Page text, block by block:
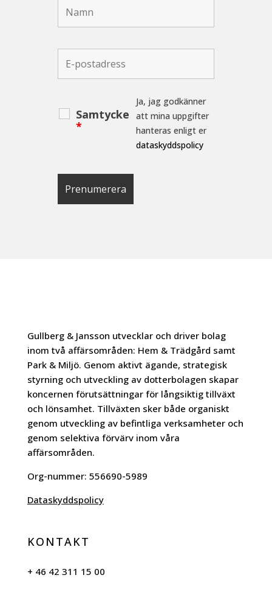
Samtycke
*
Ja, jag godkänner
att mina uppgifter
hanteras enligt er
dataskyddspolicy
Gullberg & Jansson utvecklar och driver bolag
inom två affärsområden: Hem & Trädgård samt
Park & Miljö. Genom aktivt ägande, strategisk
styrning och utveckling av dotterbolagen skapar
koncernen förutsättningar för långsiktig tillväxt
och lönsamhet. Tillväxten sker både organiskt
genom utveckling av befintliga verksamheter och
genom selektiva förvärv inom våra
affärsområden.
Org-nummer: 556690-5989
Dataskyddspolicy
KONTAKT
+ 46 42 311 15 00